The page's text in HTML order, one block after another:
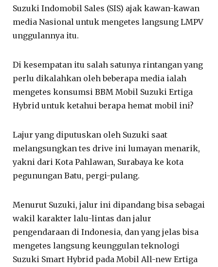
Suzuki Indomobil Sales (SIS) ajak kawan-kawan
media Nasional untuk mengetes langsung LMPV
unggulannya itu.
Di kesempatan itu salah satunya rintangan yang
perlu dikalahkan oleh beberapa media ialah
mengetes konsumsi BBM Mobil Suzuki Ertiga
Hybrid untuk ketahui berapa hemat mobil ini?
Lajur yang diputuskan oleh Suzuki saat
melangsungkan tes drive ini lumayan menarik,
yakni dari Kota Pahlawan, Surabaya ke kota
pegunungan Batu, pergi-pulang.
Menurut Suzuki, jalur ini dipandang bisa sebagai
wakil karakter lalu-lintas dan jalur
pengendaraan di Indonesia, dan yang jelas bisa
mengetes langsung keunggulan teknologi
Suzuki Smart Hybrid pada Mobil All-new Ertiga